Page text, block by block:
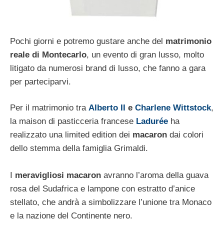
Pochi giorni e potremo gustare anche del matrimonio
reale di Montecarlo, un evento di gran lusso, molto
litigato da numerosi brand di lusso, che fanno a gara
per parteciparvi.
Per il matrimonio tra Alberto II e Charlene Wittstock,
la maison di pasticceria francese Ladurée ha
realizzato una limited edition dei macaron dai colori
dello stemma della famiglia Grimaldi.
meravigliosi macaron avranno l’aroma della guava
rosa del Sudafrica e lampone con estratto d’anice
stellato, che andrà a simbolizzare l’unione tra Monaco
e la nazione del Continente nero.